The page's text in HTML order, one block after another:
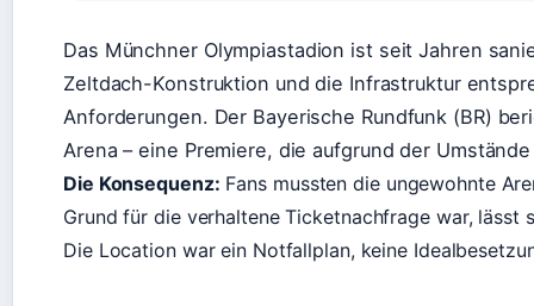
Das Münchner Olympiastadion ist seit Jahren
Zeltdach-Konstruktion und die Infrastruktur
Anforderungen. Der Bayerische Rundfunk (BR)
Arena – eine Premiere, die aufgrund der
Die Konsequenz: Fans mussten die ungewohnte
Grund für die verhaltene Ticketnachfrage war, lässt
Die Location war ein Notfallplan, keine